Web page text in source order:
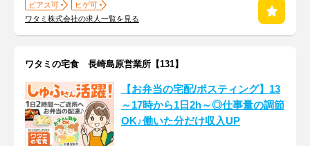
ピアス可
ヒゲ可
ワタミ株式会社の求人一覧を見る
ワタミの宅食 長崎島原営業所【131】
【お弁当の宅配/ポスティング】13
～17時から1日2h～◎仕事量の調節
OK♪働いた分だけ収入UP